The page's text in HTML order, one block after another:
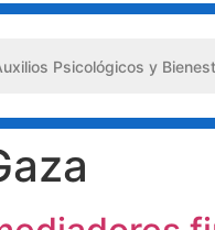
Emocional» ante